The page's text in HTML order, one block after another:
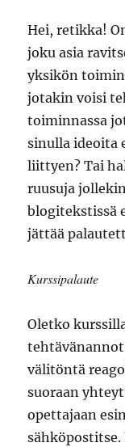
Hei, retikka!
joku asia
yksikön
jotakin voisi
toiminnassa
sinulla ideoita
liittyen? Tai
ruusuja
blogitekstissä
jättää
Kurssipalaute
Oletko
tehtävänannot
välitöntä
suoraan
opettajaan
sähköpostitse.